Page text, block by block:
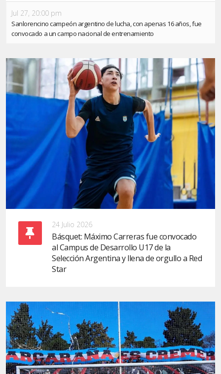
Jul 27, 20:00 pm
Sanlorencino campeón argentino de lucha, con apenas 16 años, fue
convocado a un campo nacional de entrenamiento
24 Julio 2026
Básquet: Máximo Carreras fue convocado
al Campus de Desarrollo U17 de la
Selección Argentina y llena de orgullo a Red
Star